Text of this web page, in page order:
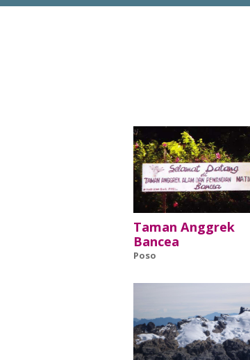
Taman Anggrek
Bancea
Poso